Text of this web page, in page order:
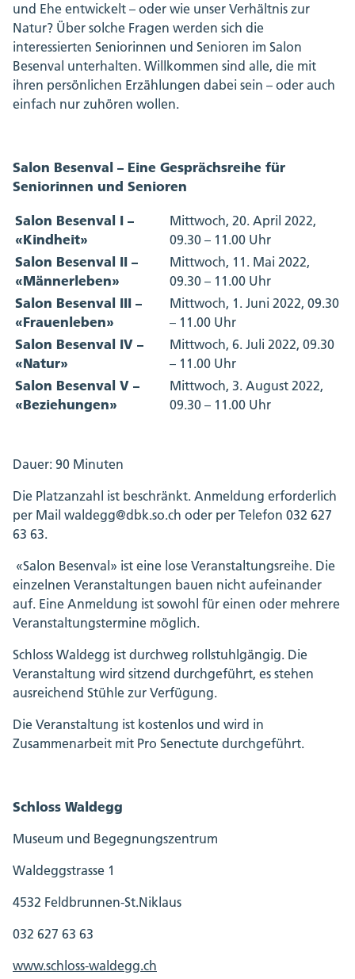
und Ehe entwickelt – oder wie unser Verhältnis zur
Natur? Über solche Fragen werden sich die
interessierten Seniorinnen und Senioren im Salon
Besenval unterhalten. Willkommen sind alle, die mit
ihren persönlichen Erzählungen dabei sein – oder auch
einfach nur zuhören wollen.
Salon Besenval – Eine Gesprächsreihe für
Seniorinnen und Senioren
Salon Besenval I –
«Kindheit»
Mittwoch, 20. April 2022,
09.30 – 11.00 Uhr
Salon Besenval II –
«Männerleben»
Mittwoch, 11. Mai 2022,
09.30 – 11.00 Uhr
Salon Besenval III –
«Frauenleben»
Mittwoch, 1. Juni 2022, 09.30
– 11.00 Uhr
Salon Besenval IV –
«Natur»
Mittwoch, 6. Juli 2022, 09.30
– 11.00 Uhr
Salon Besenval V –
«Beziehungen»
Mittwoch, 3. August 2022,
09.30 – 11.00 Uhr
Dauer: 90 Minuten
Die Platzanzahl ist beschränkt. Anmeldung erforderlich
per Mail waldegg@dbk.so.ch oder per Telefon 032 627
63 63.
«Salon Besenval» ist eine lose Veranstaltungsreihe. Die
einzelnen Veranstaltungen bauen nicht aufeinander
auf. Eine Anmeldung ist sowohl für einen oder mehrere
Veranstaltungstermine möglich.
Schloss Waldegg ist durchweg rollstuhlgängig. Die
Veranstaltung wird sitzend durchgeführt, es stehen
ausreichend Stühle zur Verfügung.
Die Veranstaltung ist kostenlos und wird in
Zusammenarbeit mit Pro Senectute durchgeführt.
Schloss Waldegg
Museum und Begegnungszentrum
Waldeggstrasse 1
4532 Feldbrunnen-St.Niklaus
032 627 63 63
www.schloss-waldegg.ch